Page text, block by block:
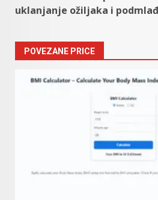
uklanjanje ožiljaka i
POVEZANE PRICE